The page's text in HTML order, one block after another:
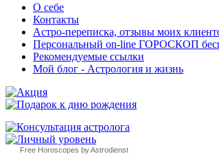
О себе
Контакты
Астро-переписка, отзывы моих
Персональный on-line ГОРОСКОП
Рекомендуемые ссылки
Мой блог - Астрология и жизнь
Free Horoscopes by Astrodienst